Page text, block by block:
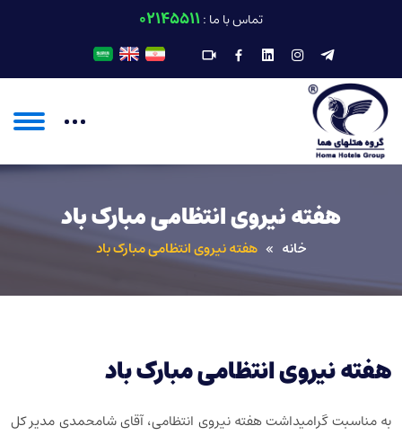
تماس با ما : 02145511
هفته نیروی انتظامی مبارک باد
خانه هفته نیروی انتظامی مبارک باد
هفته نیروی انتظامی مبارک باد
به مناسبت گرامیداشت هفته نیروی انتظامی، آقای شامحمدی مدیر کل